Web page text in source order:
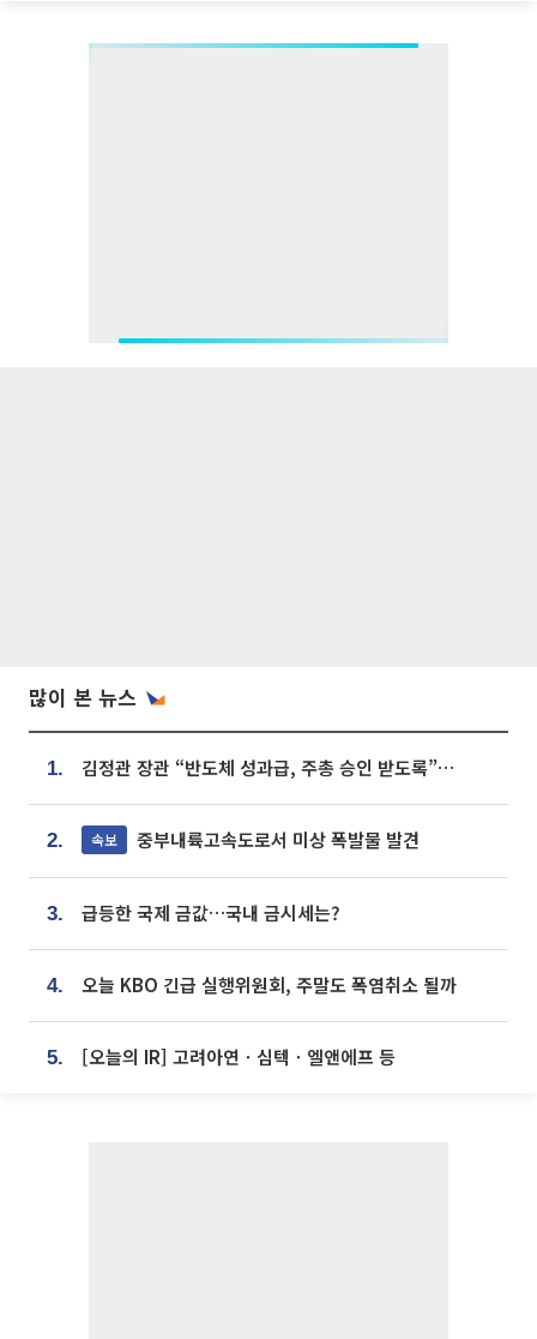
많이 본 뉴스
1. 김정관 장관 “반도체 성과급, 주총 승인 받도록”…상법·자본시장법 개정 시사
2. 속보 중부내륙고속도로서 미상 폭발물 발견
3. 급등한 국제 금값…국내 금시세는?
4. 오늘 KBO 긴급 실행위원회, 주말도 폭염취소 될까
5. [오늘의 IR] 고려아연ㆍ심텍ㆍ엘앤에프 등